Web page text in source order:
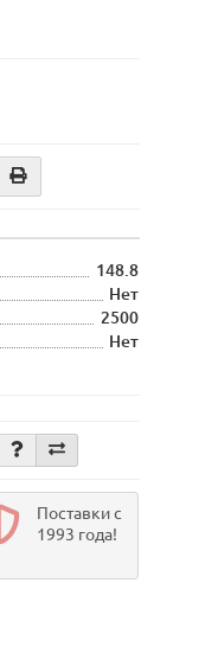
148.8
Нет
2500
Нет
Поставки с
1993 года!